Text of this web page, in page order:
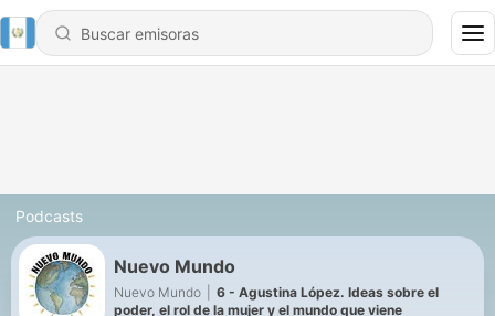
Podcasts
Nuevo Mundo
Nuevo Mundo
6 - Agustina López. Ideas sobre el
poder, el rol de la mujer y el mundo que viene